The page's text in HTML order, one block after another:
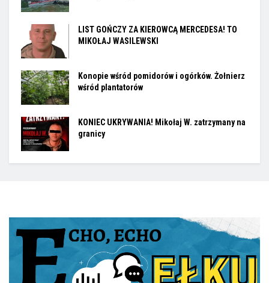
LIST GOŃCZY ZA KIEROWCĄ MERCEDESA! TO
MIKOŁAJ WASILEWSKI
Konopie wśród pomidorów i ogórków. Żołnierz
wśród plantatorów
KONIEC UKRYWANIA! Mikołaj W. zatrzymany na
granicy